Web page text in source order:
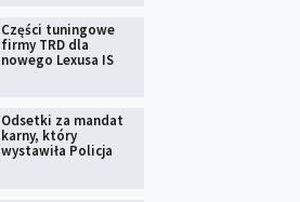
Części tuningowe
firmy TRD dla
nowego Lexusa IS
Odsetki za mandat
karny, który
wystawiła Policja